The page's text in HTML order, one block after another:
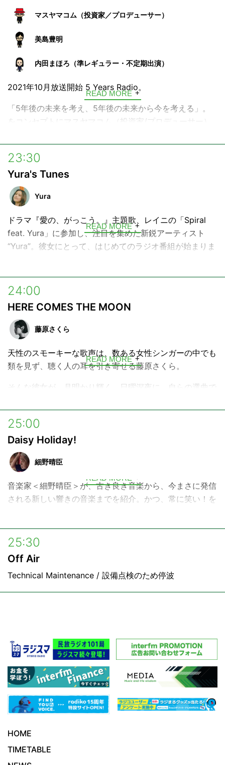
マスヤマコム（投資家／プロデューサー）
美島豊明
内田まほろ（準レギュラー・不定期出演）
2021年10月放送開始 5 Years Radio。
「5年後の未来を考え、5年後の未来から今を考える」。
をコンセプトにマスヤマコム（投資家/プロデューサー）
READ MORE
23:30
Yura's Tunes
Yura
ドラマ『愛の、がっこう。』主題歌、レイニの「Spiral
feat. Yura」に参加し、注目を集めた新鋭アーティスト
“Yura”。彼女にとって、はじめてのラジオ番組が始まりま
インドネシア・バリと日本、ふたつのルーツを持つ彼女の
目線で、リアルなバリのカルチャーや、日々触れている音
楽・出来事をシェア。番組の最後には、唯一無二の歌声に
よる生歌も披露します。
これから日本で、アーティストとして歩み始めるYuraの今
を、ぜひあたたかく見守ってください♪
READ MORE
24:00
HERE COMES THE MOON
藤原さくら
天性のスモーキーな歌声は、数ある女性シンガーの中でも
類を見ず、聴く人の耳を引き寄せる藤原さくら。
そんな彼女が、月明かり輝く、日曜深夜に、自らの選曲で
自分の音楽ルーツを語ったり、最近のお気に入り曲をかけ
たり、さらにはスタジオ・ライブもお届けします。
週の終わりで始まりの日曜深夜。少し夜更かしして、心地
よい音楽と、ほっと安らぐ時間をお楽しみください。
READ MORE
25:00
Daisy Holiday!
細野晴臣
音楽家＜細野晴臣＞が、古き良き音楽から、今まさに発信
される新しい響きの音楽までを紹介。かつ、常に笑い！を
READ MORE
25:30
Off Air
Technical Maintenance / 設備点検のため停波
HOME
TIMETABLE